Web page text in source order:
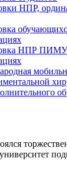
НПР,
НПР ПИМУ